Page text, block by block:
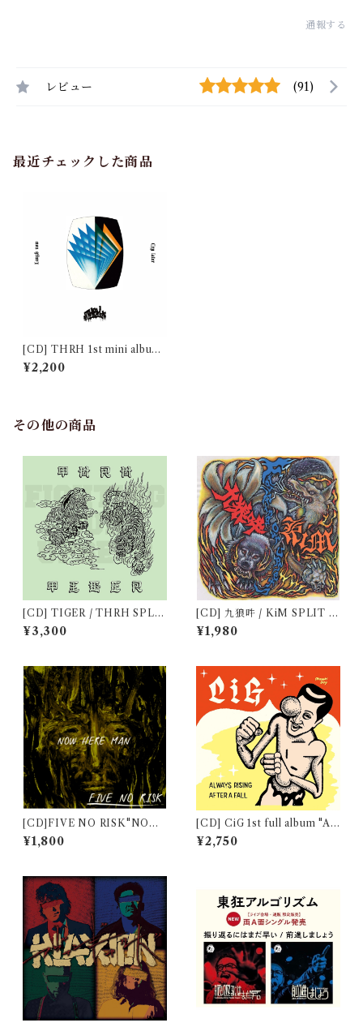
通報する
レビュー (91)
最近チェックした商品
[CD] THRH 1st mini album
"Laugh now, Cry later"
¥2,200
その他の商品
[CD] TIGER / THRH SPLI
T ALBUM "Fighting our up
sets" + THRH 1st mini albu
¥3,300
[CD] 九狼吽 / KiM SPLIT A
LBUM "Fighting our upset
s"
¥1,980
[CD]FIVE NO RISK"NOW
HERE MAN"
¥1,800
[CD] CiG 1st full album "AL
WAYS RISING AFTER A FA
LL"
¥2,750